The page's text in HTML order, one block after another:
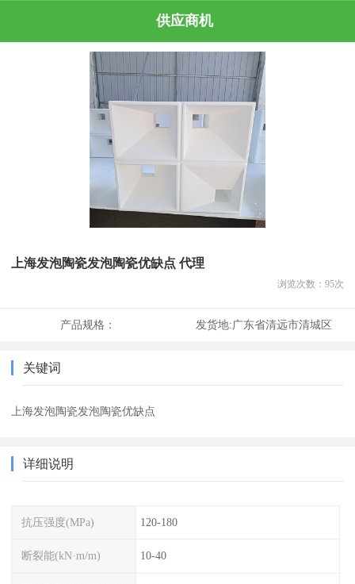
供应商机
上海发泡陶瓷发泡陶瓷优缺点 代理
浏览次数： 95次
产品规格： 发货地:广东省清远市清城区
关键词
上海发泡陶瓷发泡陶瓷优缺点
详细说明
抗压强度(MPa) 120-180
断裂能(kN·m/m) 10-40